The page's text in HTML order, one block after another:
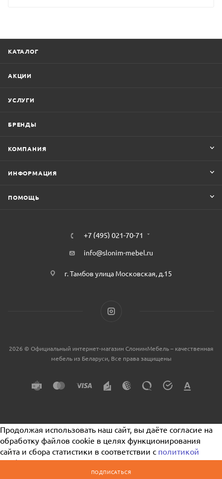
ПОДПИСАТЬСЯ
КАТАЛОГ
АКЦИИ
УСЛУГИ
БРЕНДЫ
КОМПАНИЯ
ИНФОРМАЦИЯ
ПОМОЩЬ
+7 (495) 021-70-71
info@slonim-mebel.ru
г. Тамбов улица Московская, д.15
2026 © Официальный интернет-магазин СлонимМебель – качественная
мебель из Беларуси, Все права защищены
Продолжая использовать наш сайт, вы даёте согласие на
обработку файлов cookie в целях функционирования
сайта и сбора статистики в соответствии с политикой
конфиденциальности